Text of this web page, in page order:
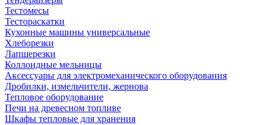
Тестомесы
Тестораскатки
Кухонные машины универсальные
Хлеборезки
Лапшерезки
Коллоидные мельницы
Аксессуары для электромеханического оборудования
Дробилки, измельчители, жернова
Тепловое оборудование
Печи на древесном топливе
Шкафы тепловые для хранения